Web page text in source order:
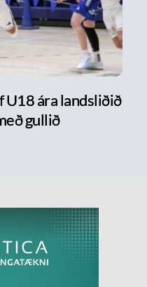
ára landsliðið
gullið